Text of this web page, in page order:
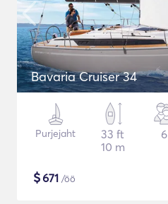
Bavaria Cruiser 34
Purjejaht
33 ft
10 m
6
$671 /öö